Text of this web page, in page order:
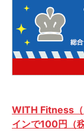
WITH Fitness（
インで100円（